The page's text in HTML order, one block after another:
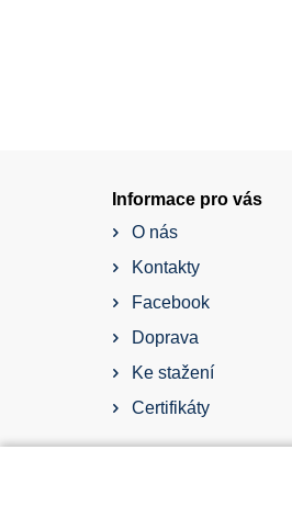
Informace pro vás
O nás
Kontakty
Facebook
Doprava
Ke stažení
Certifikáty